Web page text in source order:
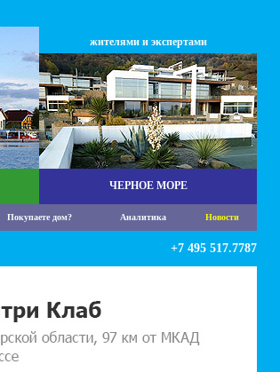
жителями и экспертами
ЧЕРНОЕ МОРЕ
Покупаете дом? Аналитика Новости
+7 495 517.7787